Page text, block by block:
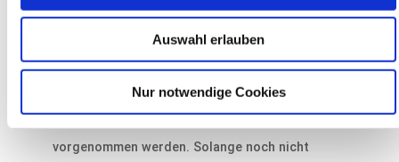
Auswahl erlauben
Nur notwendige Cookies
statt der Löschung die Einschränkung der
Verarbeitung Ihrer personenbezogenen Daten zu
DSGVO eingelegt haben, muss eine Abwägung
vorgenommen werden. Solange noch nicht